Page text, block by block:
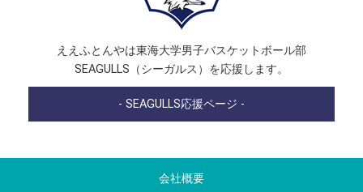
ええふとんやは東海大学男子バスケットボール部
SEAGULLS（シーガルス）を応援します。
- SEAGULLS応援ページ -
会社概要